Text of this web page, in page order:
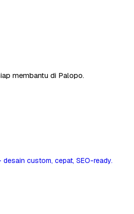
membantu di Palopo.
custom, cepat, SEO-ready.